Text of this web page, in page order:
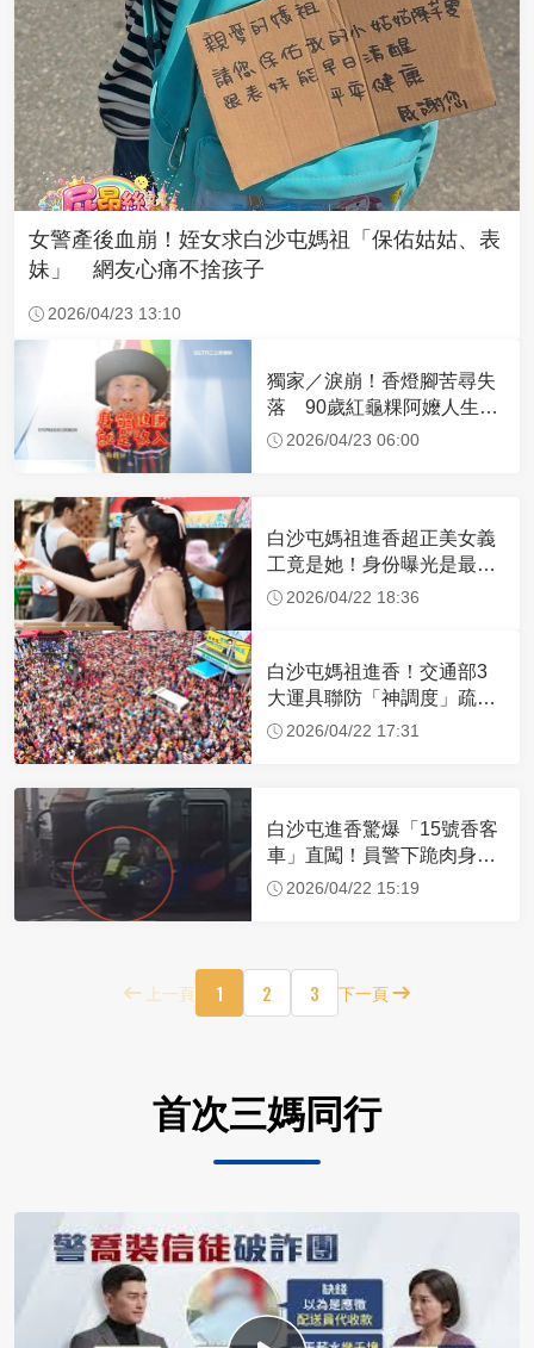
女警產後血崩！姪女求白沙屯媽祖「保佑姑姑、表
妹」 網友心痛不捨孩子
2026/04/23 13:10
獨家／淚崩！香燈腳苦尋失
落 90歲紅龜粿阿嬤人生謝
幕2026/04/23 06:00
白沙屯媽祖進香超正美女義
工竟是她！身份曝光是最美
禮生 一輩子不結婚
2026/04/22 18:36
白沙屯媽祖進香！交通部3
大運具聯防「神調度」疏運
32.1萬創新高
2026/04/22 17:31
白沙屯進香驚爆「15號香客
車」直闖！員警下跪肉身擋
車：讓行人先過
2026/04/22 15:19
上一頁 1 2 3 下一頁
首次三媽同行